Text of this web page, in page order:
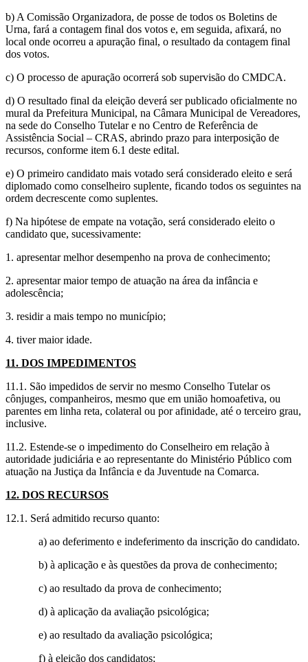
b) A Comissão Organizadora, de posse de todos os Boletins de
Urna, fará a contagem final dos votos e, em seguida, afixará, no
local onde ocorreu a apuração final, o resultado da contagem final
dos votos.
c) O processo de apuração ocorrerá sob supervisão do CMDCA.
d) O resultado final da eleição deverá ser publicado oficialmente no
mural da Prefeitura Municipal, na Câmara Municipal de Vereadores,
na sede do Conselho Tutelar e no Centro de Referência de
Assistência Social – CRAS, abrindo prazo para interposição de
recursos, conforme item 6.1 deste edital.
e) O primeiro candidato mais votado será considerado eleito e será
diplomado como conselheiro suplente, ficando todos os seguintes na
ordem decrescente como suplentes.
f) Na hipótese de empate na votação, será considerado eleito o
candidato que, sucessivamente:
1. apresentar melhor desempenho na prova de conhecimento;
2. apresentar maior tempo de atuação na área da infância e
adolescência;
3. residir a mais tempo no município;
4. tiver maior idade.
11. DOS IMPEDIMENTOS
11.1. São impedidos de servir no mesmo Conselho Tutelar os
cônjuges, companheiros, mesmo que em união homoafetiva, ou
parentes em linha reta, colateral ou por afinidade, até o terceiro grau,
inclusive.
11.2. Estende-se o impedimento do Conselheiro em relação à
autoridade judiciária e ao representante do Ministério Público com
atuação na Justiça da Infância e da Juventude na Comarca.
12. DOS RECURSOS
12.1. Será admitido recurso quanto:
a) ao deferimento e indeferimento da inscrição do candidato.
b) à aplicação e às questões da prova de conhecimento;
c) ao resultado da prova de conhecimento;
d) à aplicação da avaliação psicológica;
e) ao resultado da avaliação psicológica;
f) à eleição dos candidatos;